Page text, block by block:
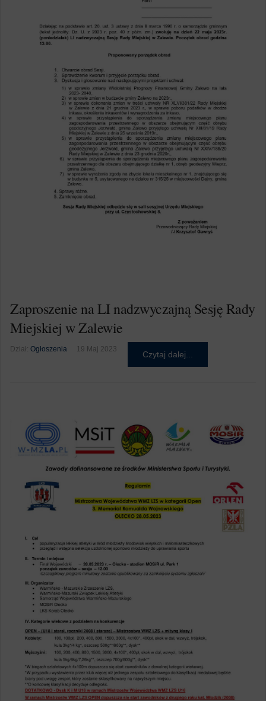
Zaproszenie na LI nadzwyczajną Sesję Rady
Miejskiej w Zalewie
Dział: Ogłoszenia 19 Maj 2023
Czytaj dalej...